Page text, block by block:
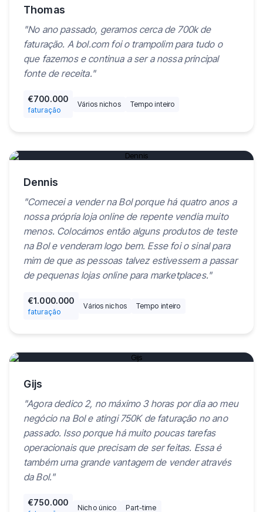
Thomas
"No ano passado, geramos cerca de 700k de
faturação. A bol.com foi o trampolim para tudo o
que fazemos e continua a ser a nossa principal
fonte de receita."
€700.000
faturação
Vários nichos Tempo inteiro
Dennis
"Comecei a vender na Bol porque há quatro anos a
nossa própria loja online de repente vendia muito
menos. Colocámos então alguns produtos de teste
na Bol e venderam logo bem. Esse foi o sinal para
mim de que as pessoas talvez estivessem a passar
de pequenas lojas online para marketplaces."
€1.000.000
faturação
Vários nichos Tempo inteiro
Gijs
"Agora dedico 2, no máximo 3 horas por dia ao meu
negócio na Bol e atingi 750K de faturação no ano
passado. Isso porque há muito poucas tarefas
operacionais que precisam de ser feitas. Essa é
também uma grande vantagem de vender através
da Bol."
€750.000 Nicho único Part-time